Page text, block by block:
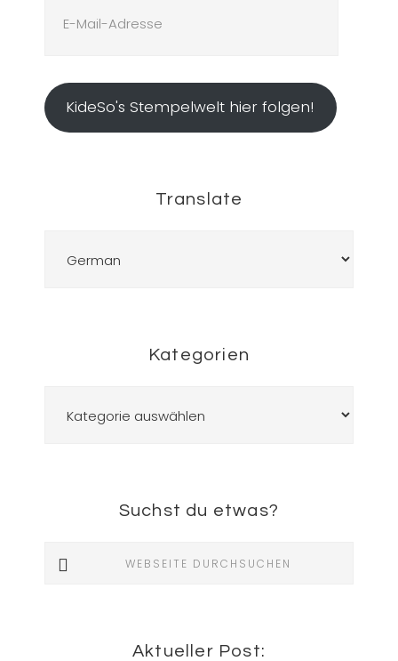
Mail-
KideSo's Stempelwelt hier folgen!
Translate
Kategorien
Suchst du etwas?
Aktueller Post: